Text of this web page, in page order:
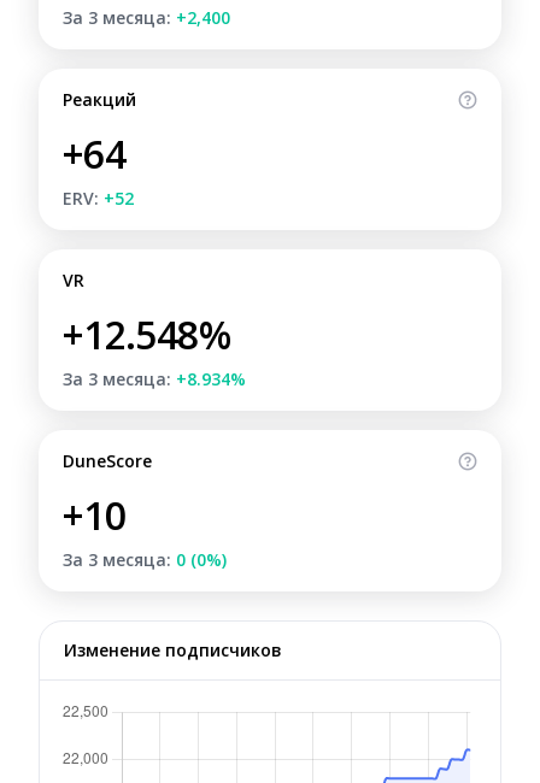
За 3 месяца: +2,400
Реакций
+64
ERV: +52
VR
+12.548%
За 3 месяца: +8.934%
DuneScore
+10
За 3 месяца: 0 (0%)
Изменение подписчиков